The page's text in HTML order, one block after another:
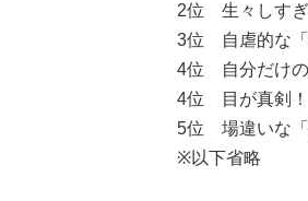
2位 生々しす
3位 自虐的な
4位 自分だけ
4位 目が真剣
5位 場違いな
※以下省略